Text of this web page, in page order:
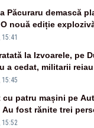
Păcuraru demască
nouă ediție
Zilei” la
la Izvoarele, pe
a cedat, militarii
cu patru mașini pe
Au fost rănite trei
desfășoară cu
15:52